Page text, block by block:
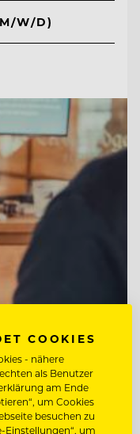
W/D)
COOKIES
- nähere
als Benutzer
am Ende
um Cookies
besuchen zu
Einstellungen“, um